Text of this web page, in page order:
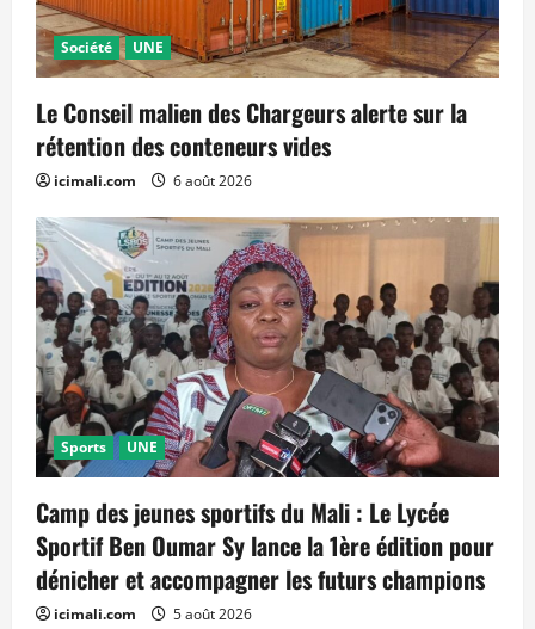
Société UNE
Le Conseil malien des Chargeurs alerte sur la
rétention des conteneurs vides
icimali.com 6 août 2026
Sports UNE
Camp des jeunes sportifs du Mali : Le Lycée
Sportif Ben Oumar Sy lance la 1ère édition pour
dénicher et accompagner les futurs champions
icimali.com 5 août 2026